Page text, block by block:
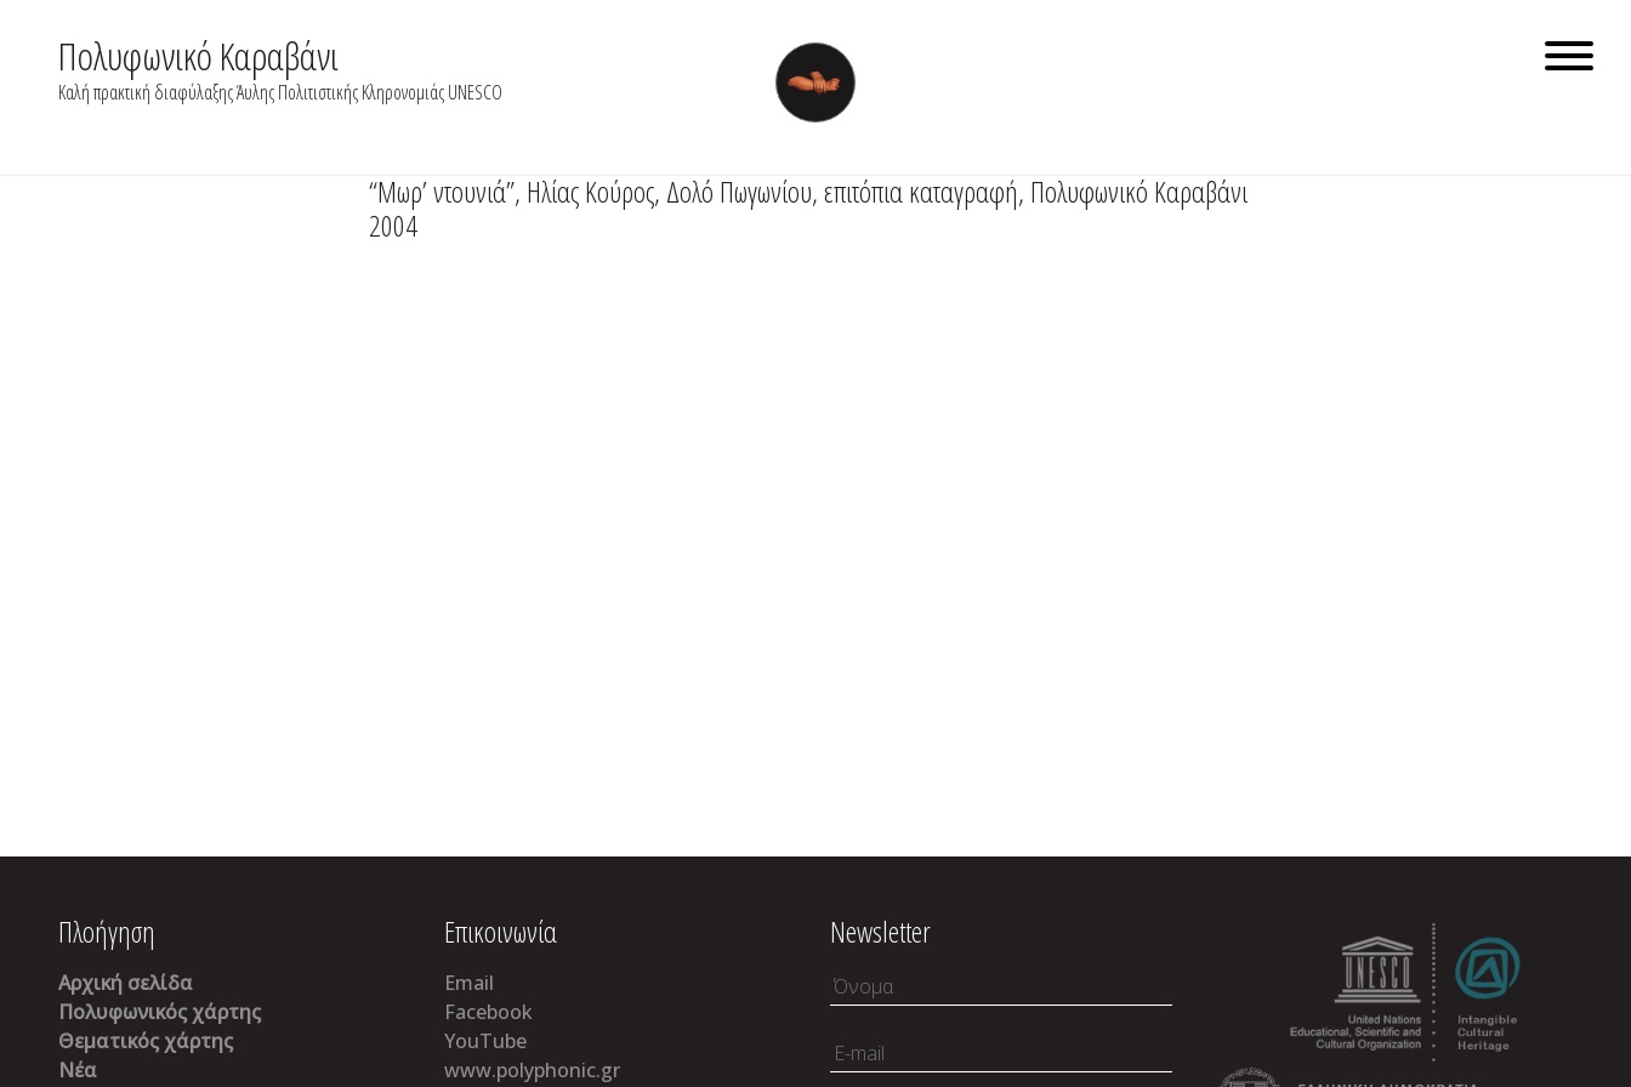
contentΠολυφωνικό Καραβάνι
Καλή πρακτική διαφύλαξης Άυλης Πολιτιστικής Κληρονομιάς UNESCO
“Mωρ’ ντουνιά”, Ηλίας Κούρος, Δολό Πωγωνίου, επιτόπια καταγραφή, Πολυφωνικό Καραβάνι
2004
Πλοήγηση
Αρχική σελίδα
Πολυφωνικός χάρτης
Θεματικός χάρτης
Νέα
Επικοινωνία
Email
Facebook
YouTube
www.polyphonic.gr
Newsletter